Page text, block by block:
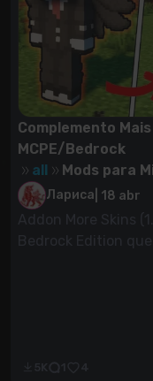
Complemento Mais
MCPE/Bedrock
all
Mods para
Лариса 18 abr
Addon More Skins
Bedrock Edition